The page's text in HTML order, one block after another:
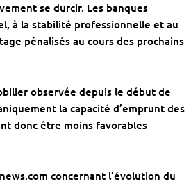
se durcir. Les banques
à la stabilité professionnelle et au
pénalisés au cours des prochains
observée depuis le début de
la capacité d’emprunt des
donc être moins favorables
concernant l’évolution du